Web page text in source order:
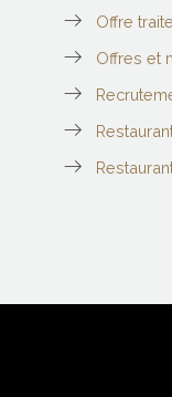
Offre
Offres et